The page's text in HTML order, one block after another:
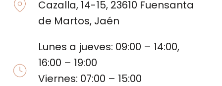
Cazalla, 14-15, 23610 Fuensanta
de Martos, Jaén
Lunes a jueves: 09:00 – 14:00,
16:00 – 19:00
Viernes: 07:00 – 15:00